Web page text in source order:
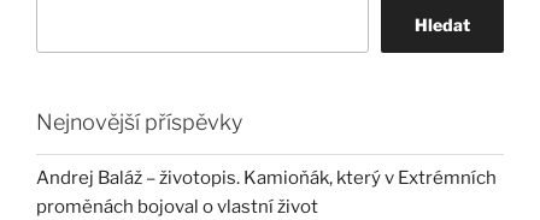
Hledat
Nejnovější příspěvky
Andrej Baláž – životopis. Kamioňák, který v Extrémních
proměnách bojoval o vlastní život